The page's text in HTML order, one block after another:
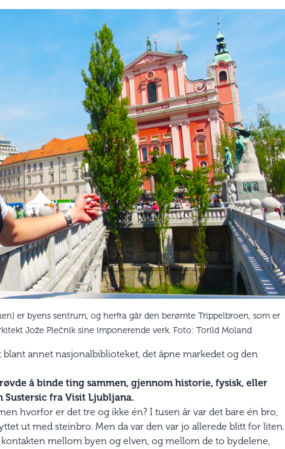
er byens sentrum, og herfra går den berømte Trippelbroen, som er
Jože Plečnik sine imponerende verk. Foto: Torild Moland
annet nasjonalbiblioteket, det åpne markedet og den
å binde ting sammen, gjennom historie, fysisk, eller
fra Visit Ljubljana.
hvorfor er det tre og ikke én? I tusen år var det bare én bro,
ut med steinbro. Men da var den var jo allerede blitt for liten.
mellom byen og elven, og mellom de to bydelene,